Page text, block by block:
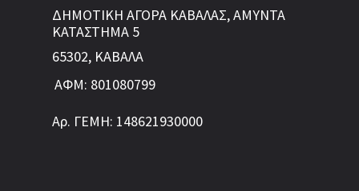
ΔΗΜΟΤΙΚΗ ΑΓΟΡΑ ΚΑΒΑΛΑΣ, ΑΜΥΝΤΑ
ΚΑΤΑΣΤΗΜΑ 5
65302, ΚΑΒΑΛΑ
ΑΦΜ: 801080799
Αρ. ΓΕΜΗ: 148621930000